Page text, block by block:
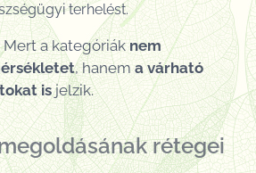
terhelést.
Mert a kategóriáknem
, hanema várható
isjelzik.
rétegei